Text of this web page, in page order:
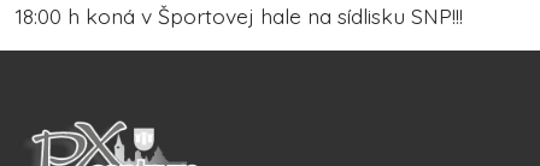
18:00 h koná v Športovej hale na sídlisku SNP!!!